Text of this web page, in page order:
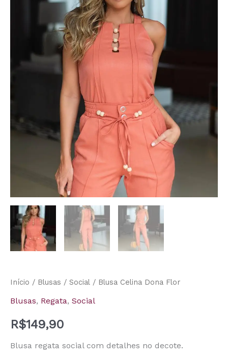
Início / Blusas / Social / Blusa Celina Dona Flor
Blusas, Regata, Social
R$149,90
Blusa regata social com detalhes no decote.
quantidade